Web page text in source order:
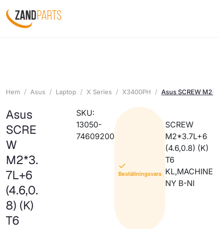
Hem Asus Laptop X Series X3400PH Asus SCREW
Asus
SCRE
W
M2*3.
7L+6
(4.6,0.
8) (K)
T6
SKU:
13050-
74609200
Beställningsvara
SCREW
M2*3.7L+6
(4.6,0.8) (K)
T6
KL,MACHINE
NY B-NI